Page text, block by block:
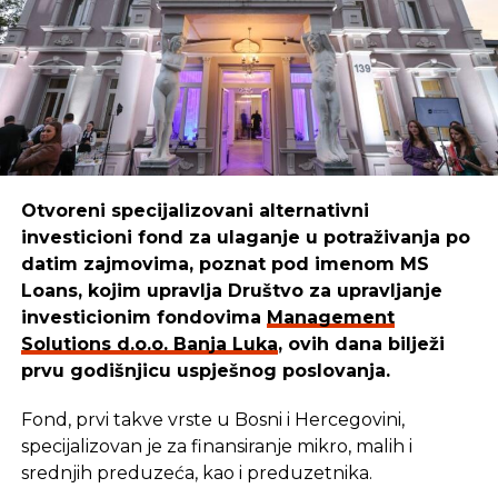
realizovano 47,5 miliona američkih dolara.
„Ovaj projekat pripremljen je po hitnoj proceduri u
saradnji sa Svjetskom bankom i postao je efektivan
u septembru 2014. godine, a planirano je da bude
završen 31. decembra“, rekao je Macanović.
infrastrukturnih objekata razorenih i uništenih
poplavama koje su u maju 2014. godine zadesile
BiH.
Macanović je pojasnio da se realizacija projekta u
Srpskoj odvija u okviru tri komponente, među
kojima su nabavka robe za hitni oporavak od
te rehabilitacija ključne javne infrastrukture, za
koju je izdvojeno 27 miliona dolara.
SRNA
Otvoreni specijalizovani alternativni
investicioni fond za ulaganje u potraživanja po
datim zajmovima, poznat pod imenom MS
Loans, kojim upravlja Društvo za upravljanje
investicionim fondovima Management
Solutions d.o.o. Banja Luka, ovih dana bilježi
prvu godišnjicu uspješnog poslovanja.
Fond, prvi takve vrste u Bosni i Hercegovini,
specijalizovan je za finansiranje mikro, malih i
srednjih preduzeća, kao i preduzetnika.